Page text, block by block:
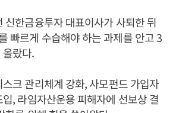
신한금융투자 대표이사가 사퇴한 뒤
빠르게 수습해야 하는 과제를 안고 3
랐다.
크 관리체계 강화, 사모펀드 가입자
, 라임자산운용 피해자에 선보상 결